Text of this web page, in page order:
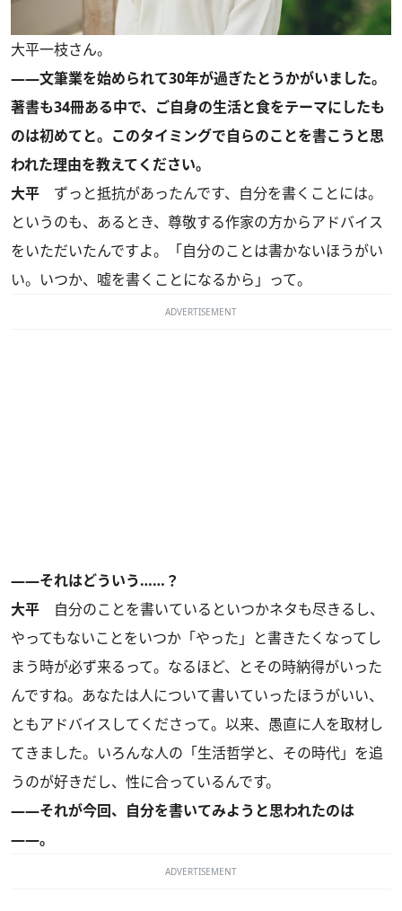
大平一枝さん。
――文筆業を始められて30年が過ぎたとうかがいました。
著書も34冊ある中で、ご自身の生活と食をテーマにしたも
のは初めてと。このタイミングで自らのことを書こうと思
われた理由を教えてください。
大平 ずっと抵抗があったんです、自分を書くことには。
というのも、あるとき、尊敬する作家の方からアドバイス
をいただいたんですよ。「自分のことは書かないほうがい
い。いつか、嘘を書くことになるから」って。
ADVERTISEMENT
――それはどういう……？
大平 自分のことを書いているといつかネタも尽きるし、
やってもないことをいつか「やった」と書きたくなってし
まう時が必ず来るって。なるほど、とその時納得がいった
んですね。あなたは人について書いていったほうがいい、
ともアドバイスしてくださって。以来、愚直に人を取材し
てきました。いろんな人の「生活哲学と、その時代」を追
うのが好きだし、性に合っているんです。
――それが今回、自分を書いてみようと思われたのは
――。
ADVERTISEMENT